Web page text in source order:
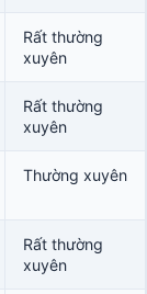
Rất thường
xuyên
Rất thường
xuyên
Thường xuyên
Rất thường
xuyên